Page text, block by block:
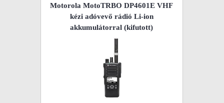
Motorola MotoTRBO DP4601E VHF
kézi adóvevő rádió Li-ion
akkumulátorral (kifutott)